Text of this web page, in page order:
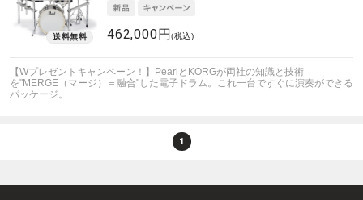
462,000円(税込)
【Wプレゼントキャンペーン！】PearlとKORGが両社の知識と技術
を"MERGE（マージ）＝融合"した電子ドラム。これ一台ですぐに演奏ができる
パッケージ。
1